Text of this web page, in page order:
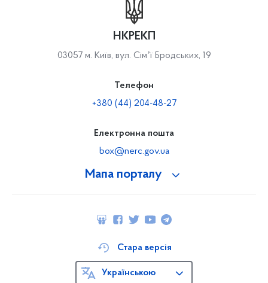
Мапа порталу
НКРЕКП
03057 м. Київ, вул. Сімʼї Бродських, 19
Телефон
+380 (44) 204-48-27
Електронна пошта
box@nerc.gov.ua
Стара версія
Українською